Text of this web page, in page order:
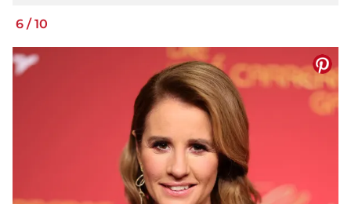
6 /10